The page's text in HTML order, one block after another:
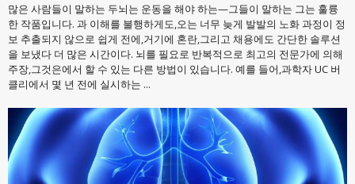
많은 사람들이 말하는 두뇌는 운동을 해야 하는—그들이 말하는 그는 훌륭
한 작품입니다. 과 이해를 불행하게도,오는 너무 늦게 발발의 노화 과정이 정
보 추출되지 않으로 쉽게 전에,거기에 혼란,그리고 채용에도 간단한 솔루션
을 보냈다 더 많은 시간이다. 뇌를 필요로 반복적으로 최고의 전문가에 의해
주장,그것은에서 할 수 있는 다른 방법이 있습니다. 예를 들어,과학자 UC 버
클리에서 몇 년 전에 실시하는 ...